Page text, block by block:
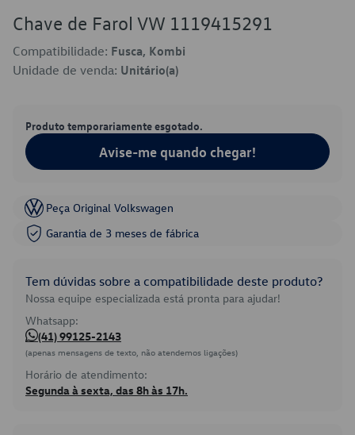
Chave de Farol VW 1119415291
Compatibilidade: Fusca, Kombi
Unidade de venda: Unitário(a)
Produto temporariamente esgotado.
Avise-me quando chegar!
Peça Original Volkswagen
Garantia de 3 meses de fábrica
Tem dúvidas sobre a compatibilidade deste produto?
Nossa equipe especializada está pronta para ajudar!
Whatsapp:
(41) 99125-2143
(apenas mensagens de texto, não atendemos ligações)
Horário de atendimento:
Segunda à sexta, das 8h às 17h.